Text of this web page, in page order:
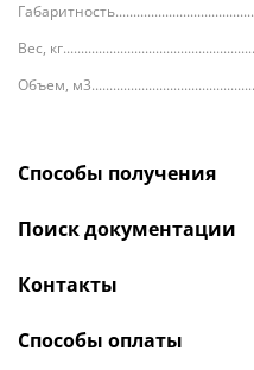
Габаритность
Вес, кг
Объем, м3
Способы получения
Поиск документации
Контакты
Способы оплаты